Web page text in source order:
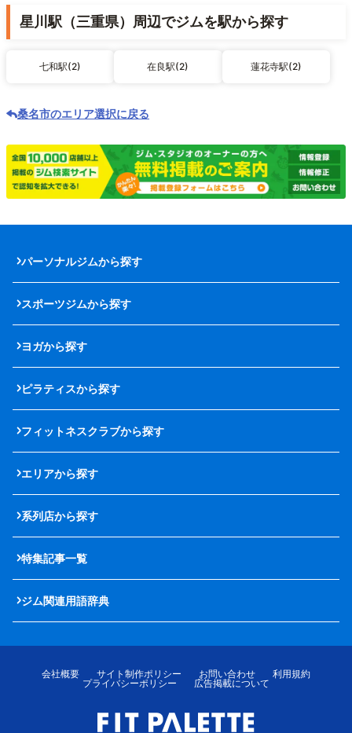
星川駅（三重県）周辺でジムを駅から探す
七和駅(2) 在良駅(2) 蓮花寺駅(2)
桑名市のエリア選択に戻る
パーソナルジムから探す
スポーツジムから探す
ヨガから探す
ピラティスから探す
フィットネスクラブから探す
エリアから探す
系列店から探す
特集記事一覧
ジム関連用語辞典
会社概要 サイト制作ポリシー お問い合わせ
利用規約
プライバシーポリシー
広告掲載について